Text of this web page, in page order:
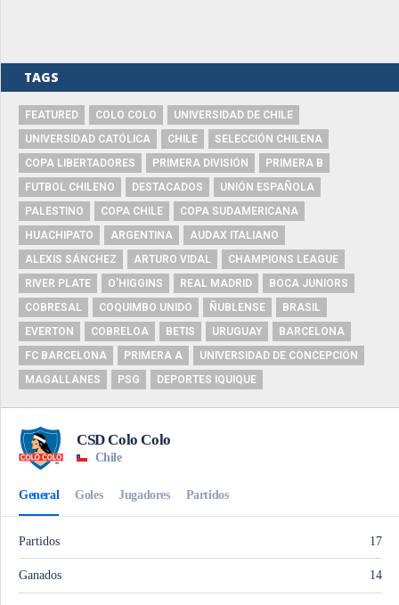
TAGS
FEATURED COLO COLO
UNIVERSIDAD DE CHILE
UNIVERSIDAD CATÓLICA
CHILE
SELECCIÓN CHILENA
COPA LIBERTADORES
PRIMERA DIVISIÓN
PRIMERA B
FUTBOL CHILENO
DESTACADOS
UNIÓN ESPAÑOLA
PALESTINO
COPA CHILE
COPA SUDAMERICANA
HUACHIPATO
ARGENTINA
AUDAX ITALIANO
ALEXIS SÁNCHEZ
ARTURO VIDAL
CHAMPIONS LEAGUE
RIVER PLATE
O'HIGGINS REAL MADRID
BOCA JUNIORS
COBRESAL
COQUIMBO UNIDO ÑUBLENSE
BRASIL
EVERTON
COBRELOA BETIS URUGUAY
BARCELONA
FC BARCELONA
PRIMERA A
UNIVERSIDAD DE CONCEPCIÓN
MAGALLANES
PSG DEPORTES IQUIQUE